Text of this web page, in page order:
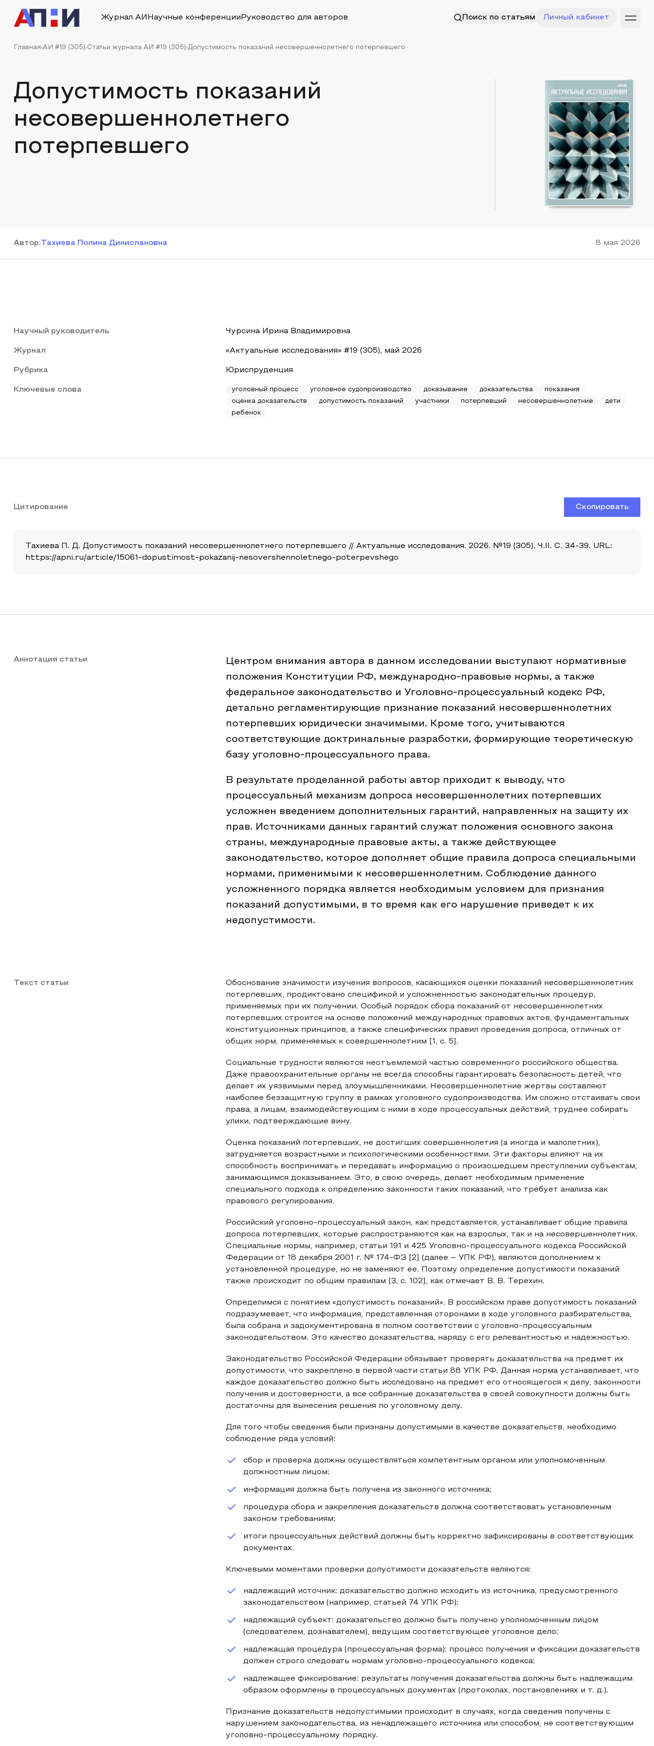
Журнал АИ Научные конференции Руководство для авторов Поиск по статьям Личный кабинет
Главная АИ #19 (305) Статьи журнала АИ #19 (305) Допустимость показаний несовершеннолетнего потерпевшего
Допустимость показаний
несовершеннолетнего
потерпевшего
Автор: Тахиева Полина Динислановна 8 мая 2026
Научный руководитель Чурсина Ирина Владимировна
Журнал «Актуальные исследования» #19 (305), май 2026
Рубрика Юриспруденция
Ключевые слова уголовный процесс уголовное судопроизводство доказывание доказательства
показания
оценка доказательств
допустимость показаний участники потерпевший несовершеннолетние
дети
ребенок
Цитирование Скопировать
Тахиева П. Д. Допустимость показаний несовершеннолетнего потерпевшего // Актуальные исследования. 2026. №19 (305). Ч.II. С. 34-39. URL:
https://apni.ru/article/15061-dopustimost-pokazanij-nesovershennoletnego-poterpevshego
Аннотация статьи
Центром внимания автора в данном исследовании выступают нормативные
положения Конституции РФ, международно-правовые нормы, а также
федеральное законодательство и Уголовно-процессуальный кодекс РФ,
детально регламентирующие признание показаний несовершеннолетних
потерпевших юридически значимыми. Кроме того, учитываются
соответствующие доктринальные разработки, формирующие теоретическую
базу уголовно-процессуального права.
В результате проделанной работы автор приходит к выводу, что
процессуальный механизм допроса несовершеннолетних потерпевших
усложнен введением дополнительных гарантий, направленных на защиту их
прав. Источниками данных гарантий служат положения основного закона
страны, международные правовые акты, а также действующее
законодательство, которое дополняет общие правила допроса специальными
нормами, применимыми к несовершеннолетним. Соблюдение данного
усложненного порядка является необходимым условием для признания
показаний допустимыми, в то время как его нарушение приведет к их
недопустимости.
Текст статьи
Обоснование значимости изучения вопросов, касающихся оценки показаний несовершеннолетних
потерпевших, продиктовано спецификой и усложненностью законодательных процедур,
применяемых при их получении. Особый порядок сбора показаний от несовершеннолетних
потерпевших строится на основе положений международных правовых актов, фундаментальных
конституционных принципов, а также специфических правил проведения допроса, отличных от
общих норм, применяемых к совершеннолетним [1, с. 5].
Социальные трудности являются неотъемлемой частью современного российского общества.
Даже правоохранительные органы не всегда способны гарантировать безопасность детей, что
делает их уязвимыми перед злоумышленниками. Несовершеннолетние жертвы составляют
наиболее беззащитную группу в рамках уголовного судопроизводства. Им сложно отстаивать свои
права, а лицам, взаимодействующим с ними в ходе процессуальных действий, труднее собирать
улики, подтверждающие вину.
Оценка показаний потерпевших, не достигших совершеннолетия (а иногда и малолетних),
затрудняется возрастными и психологическими особенностями. Эти факторы влияют на их
способность воспринимать и передавать информацию о произошедшем преступлении субъектам,
занимающимся доказыванием. Это, в свою очередь, делает необходимым применение
специального подхода к определению законности таких показаний, что требует анализа как
правового регулирования.
Российский уголовно-процессуальный закон, как представляется, устанавливает общие правила
допроса потерпевших, которые распространяются как на взрослых, так и на несовершеннолетних.
Специальные нормы, например, статьи 191 и 425 Уголовно-процессуального кодекса Российской
Федерации от 18 декабря 2001 г. № 174-ФЗ [2] (далее – УПК РФ), являются дополнением к
установленной процедуре, но не заменяют ее. Поэтому определение допустимости показаний
также происходит по общим правилам [3, с. 102], как отмечает В. В. Терехин.
Определимся с понятием «допустимость показаний». В российском праве допустимость показаний
подразумевает, что информация, представленная сторонами в ходе уголовного разбирательства,
была собрана и задокументирована в полном соответствии с уголовно-процессуальным
законодательством. Это качество доказательства, наряду с его релевантностью и надежностью.
Законодательство Российской Федерации обязывает проверять доказательства на предмет их
допустимости, что закреплено в первой части статьи 88 УПК РФ. Данная норма устанавливает, что
каждое доказательство должно быть исследовано на предмет его относящегося к делу, законности
получения и достоверности, а все собранные доказательства в своей совокупности должны быть
достаточны для вынесения решения по уголовному делу.
Для того чтобы сведения были признаны допустимыми в качестве доказательств, необходимо
соблюдение ряда условий:
сбор и проверка должны осуществляться компетентным органом или уполномоченным
должностным лицом;
информация должна быть получена из законного источника;
процедура сбора и закрепления доказательств должна соответствовать установленным
законом требованиям;
итоги процессуальных действий должны быть корректно зафиксированы в соответствующих
документах.
Ключевыми моментами проверки допустимости доказательств являются:
надлежащий источник: доказательство должно исходить из источника, предусмотренного
законодательством (например, статьей 74 УПК РФ);
надлежащий субъект: доказательство должно быть получено уполномоченным лицом
(следователем, дознавателем), ведущим соответствующее уголовное дело;
надлежащая процедура (процессуальная форма): процесс получения и фиксации доказательств
должен строго следовать нормам уголовно-процессуального кодекса;
надлежащее фиксирование: результаты получения доказательства должны быть надлежащим
образом оформлены в процессуальных документах (протоколах, постановлениях и т. д.).
Признание доказательств недопустимыми происходит в случаях, когда сведения получены с
нарушением законодательства, из ненадлежащего источника или способом, не соответствующим
уголовно-процессуальному порядку.